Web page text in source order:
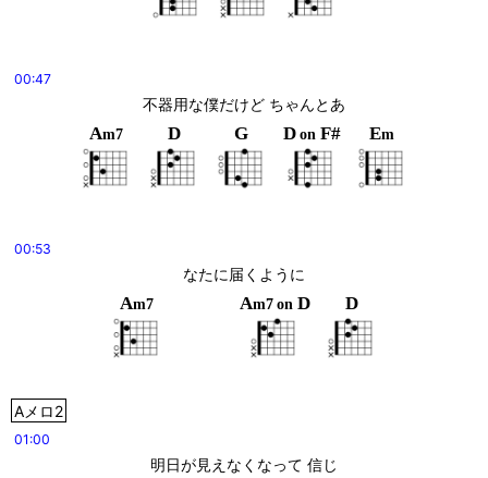
00:47
不器用な僕だけど ちゃんとあ
Am7 D G D on F# Em
00:53
なたに届くように
Am7 Am7 on D D
Aメロ2
01:00
明日が見えなくなって 信じ